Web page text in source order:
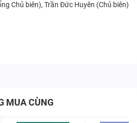
Chủ biên), Trần Đức Huyên (Chủ biên)
MUA CÙNG